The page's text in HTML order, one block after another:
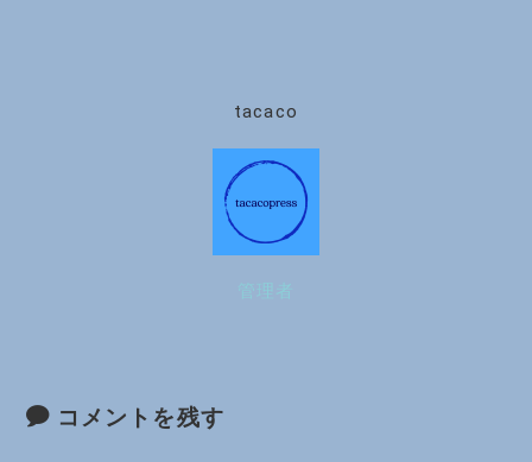
tacaco
管理者
コメントを残す